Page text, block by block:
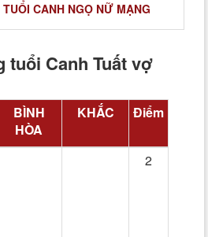
CANH NGỌ NỮ MẠNG
tuổi Canh Tuất vợ
BÌNH
HÒA
KHẮC Điểm
2